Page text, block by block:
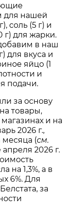
для нашей
соль (5 г) и
г) для жарки.
в наш
для вкуса и
яйцо (1
и
подачи.
за основу
товары,
и на
2026 г.,
месяца (см.
2026 г.
на 1,3%, а в
6%. Для
за